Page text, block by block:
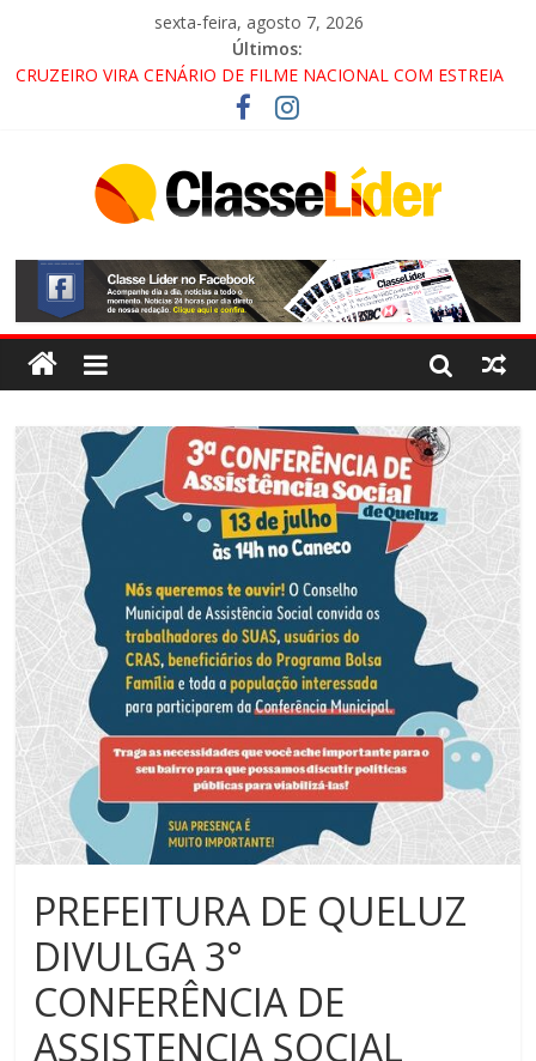
sexta-feira, agosto 7, 2026
Últimos:
CRUZEIRO VIRA CENÁRIO DE FILME NACIONAL COM ESTREIA
PROMOTOR DO GAECO
ACESSO À APARECIDA NA DUTRA SERÁ BLOQUEADO NO FIM
ALTERNATIVAS
LORENA, PINDAMONHANGABA E QUELUZ NA RETA FINAL
PELA FÁBRICA DA COCA-COLA!
PREFEITURA DE QUELUZ
DIVULGA 3°
CONFERÊNCIA DE
ASSISTENCIA SOCIAL